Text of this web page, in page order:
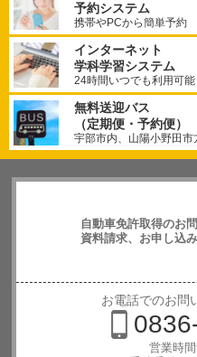
予約システム
携帯やPCから簡単予約
インターネット
学科学習システム
24時間いつでも利用可能
無料送迎バス
（定期便・予約便）
宇部市内、山陽小野田市
自動車免許取得のお
資料請求、お申し込み
お電話でのお問
営業時